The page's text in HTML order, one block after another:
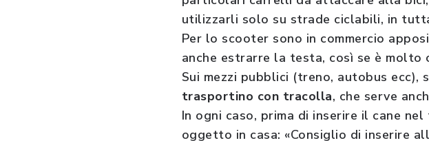
utilizzarli solo su strade ciclabili, in
Per lo scooter sono in commercio
anche estrarre la testa, così se è
Sui mezzi pubblici (treno, autobus ecc),
trasportino con tracolla, che serve
In ogni caso, prima di inserire il cane
oggetto in casa: «Consiglio di inserire